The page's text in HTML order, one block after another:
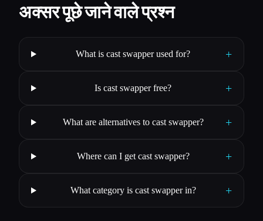
अक्सर पूछे जाने वाले प्रश्न
What is cast swapper used for? +
Is cast swapper free? +
What are alternatives to cast swapper? +
Where can I get cast swapper? +
What category is cast swapper in? +